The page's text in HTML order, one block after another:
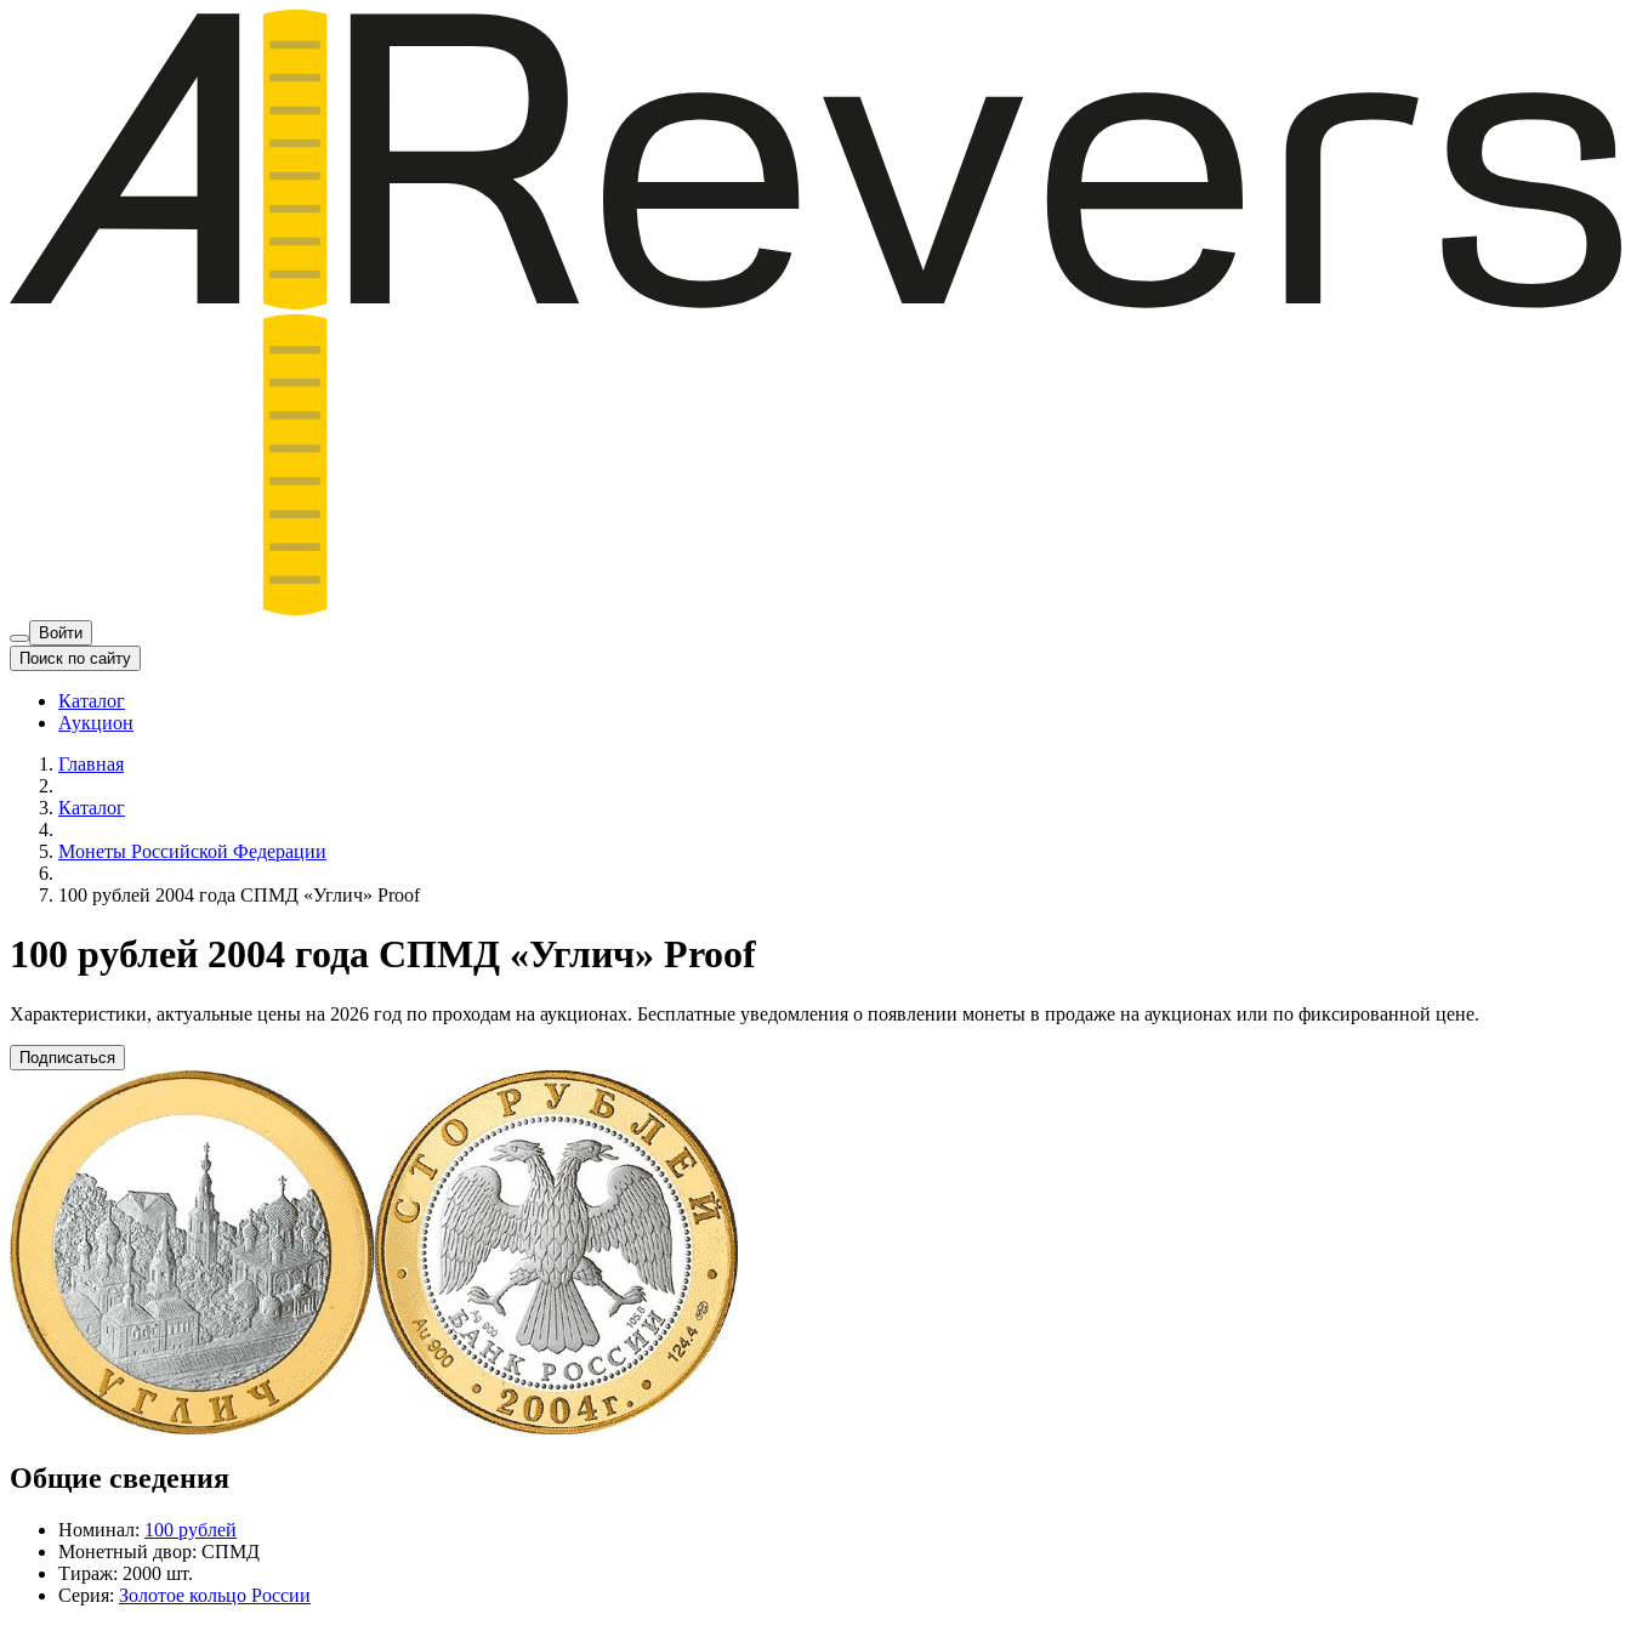
Войти
Поиск по сайту
Каталог
Аукцион
Главная
Каталог
Монеты Российской Федерации
100 рублей 2004 года СПМД «Углич» Proof
100 рублей 2004 года СПМД «Углич» Proof
Характеристики, актуальные цены на 2026 год по проходам на аукционах. Бесплатные уведомления о появлении монеты в продаже на аукционах или по фиксированной цене.
Подписаться
Общие сведения
Номинал: 100 рублей
Монетный двор: СПМД
Тираж: 2000 шт.
Серия: Золотое кольцо России